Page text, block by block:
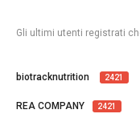
Gli ultimi utenti registrati
biotracknutrition 2421
REA COMPANY 2421